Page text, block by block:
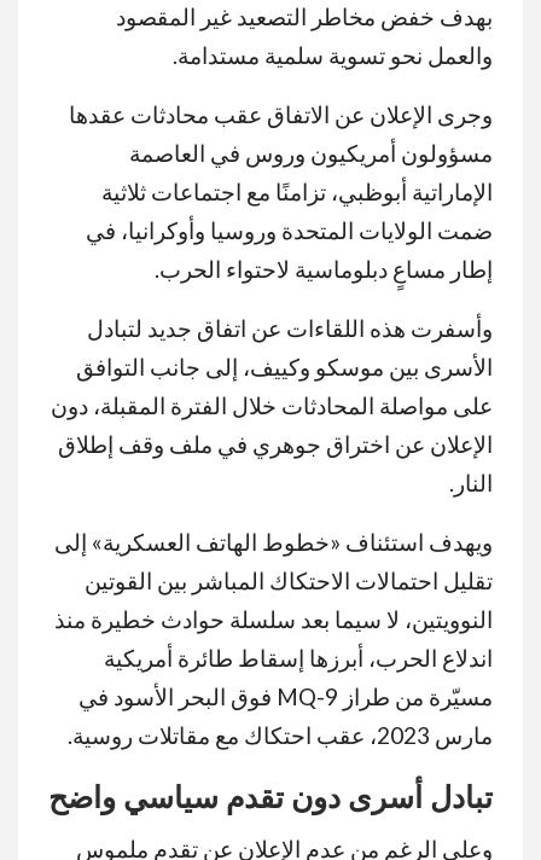
بهدف خفض مخاطر التصعيد غير المقصود
والعمل نحو تسوية سلمية مستدامة.
وجرى الإعلان عن الاتفاق عقب محادثات عقدها
مسؤولون أمريكيون وروس في العاصمة
الإماراتية أبوظبي، تزامنًا مع اجتماعات ثلاثية
ضمت الولايات المتحدة وروسيا وأوكرانيا، في
إطار مساعٍ دبلوماسية لاحتواء الحرب.
وأسفرت هذه اللقاءات عن اتفاق جديد لتبادل
الأسرى بين موسكو وكييف، إلى جانب التوافق
على مواصلة المحادثات خلال الفترة المقبلة، دون
الإعلان عن اختراق جوهري في ملف وقف إطلاق
النار.
ويهدف استئناف «خطوط الهاتف العسكرية» إلى
تقليل احتمالات الاحتكاك المباشر بين القوتين
النوويتين، لا سيما بعد سلسلة حوادث خطيرة منذ
اندلاع الحرب، أبرزها إسقاط طائرة أمريكية
مسيّرة من طراز MQ-9 فوق البحر الأسود في
مارس 2023، عقب احتكاك مع مقاتلات روسية.
تبادل أسرى دون تقدم سياسي واضح
وعلى الرغم من عدم الإعلان عن تقدم ملموس